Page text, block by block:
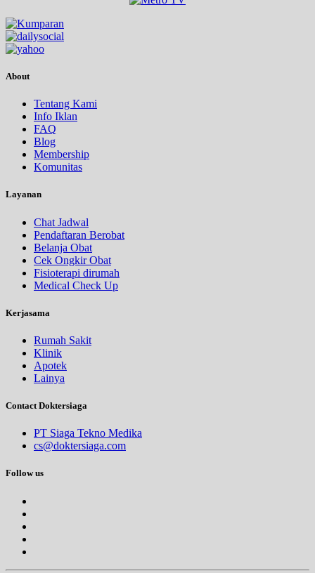
About
Tentang Kami
Info Iklan
FAQ
Blog
Membership
Komunitas
Layanan
Chat Jadwal
Pendaftaran Berobat
Belanja Obat
Cek Ongkir Obat
Fisioterapi dirumah
Medical Check Up
Kerjasama
Rumah Sakit
Klinik
Apotek
Lainya
Contact Doktersiaga
PT Siaga Tekno Medika
cs@doktersiaga.com
Follow us